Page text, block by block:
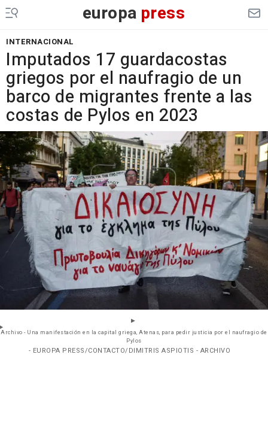
europa press
INTERNACIONAL
Imputados 17 guardacostas
griegos por el naufragio de un
barco de migrantes frente a las
costas de Pylos en 2023
Archivo - Una manifestación en la capital griega, Atenas, para pedir justicia por el naufragio de
Pylos
- EUROPA PRESS/CONTACTO/DIMITRIS ASPIOTIS - ARCHIVO